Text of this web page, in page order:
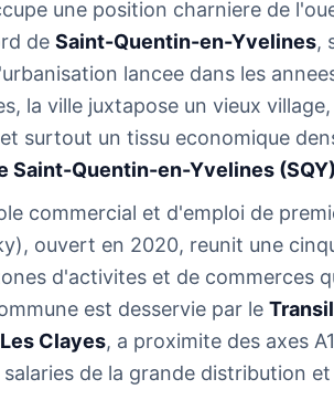
une position charniere de
deSaint-Quentin-en-Yvelines,
lancee dans les
la ville juxtapose un vieux
surtout un tissu economique
Saint-Quentin-en-Yvelines (SQY)
commercial et d'emploi de
ouvert en 2020, reunit une
d'activites et de commerces
est desservie par le
Clayes, a proximite des axes
de la grande distribution